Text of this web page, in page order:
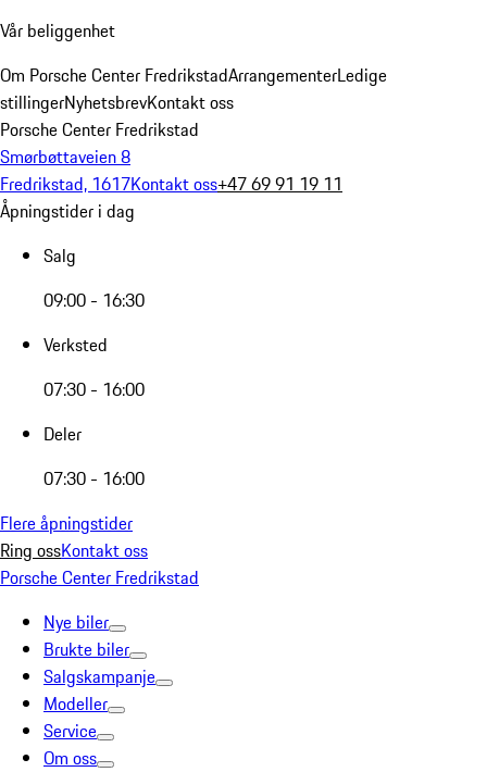
Vår beliggenhet
Om Porsche Center FredrikstadArrangementerLedige
stillingerNyhetsbrevKontakt oss
Porsche Center Fredrikstad
Smørbøttaveien 8
Fredrikstad, 1617Kontakt oss+47 69 91 19 11
Åpningstider i dag
Salg
09:00 - 16:30
Verksted
07:30 - 16:00
Deler
07:30 - 16:00
Flere åpningstider
Ring ossKontakt oss
Porsche Center Fredrikstad
Nye biler
Brukte biler
Salgskampanje
Modeller
Service
Om oss